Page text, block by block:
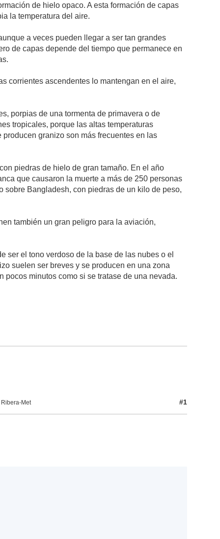
de hielo opaco. A esta formación de capas
la temperatura del aire.
a veces pueden llegar a ser tan grandes
de capas depende del tiempo que permanece en
corrientes ascendentes lo mantengan en el aire,
porpias de una tormenta de primavera o de
tropicales, porque las altas temperaturas
granizo son más frecuentes en las
piedras de hielo de gran tamaño. En el año
que causaron la muerte a más de 250 personas
sobre Bangladesh, con piedras de un kilo de peso,
también un gran peligro para la aviación,
ser el tono verdoso de la base de las nubes o el
suelen ser breves y se producen en una zona
minutos como si se tratase de una nevada.
Met #1